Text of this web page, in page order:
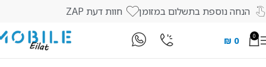
הנחה נוספת בתשלום במזומן חוות דעת ZAP
0
₪ 0
שואבי אבק